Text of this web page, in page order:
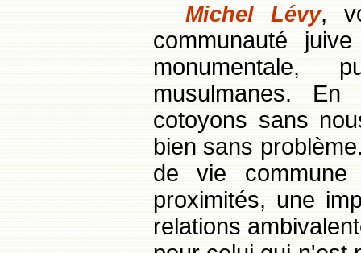
Michel Lévy,
communauté
monumentale,
musulmanes.
cotoyons sans
bien sans
de vie
proximités, une
relations